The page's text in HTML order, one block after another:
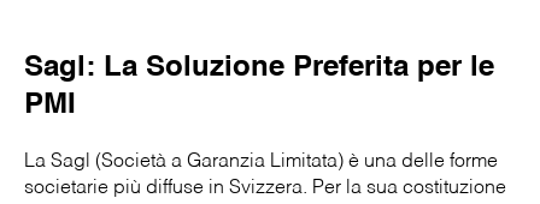
Sagl: La Soluzione Preferita per le
PMI
La Sagl (Società a Garanzia Limitata) è una delle forme
societarie più diffuse in Svizzera. Per la sua costituzione